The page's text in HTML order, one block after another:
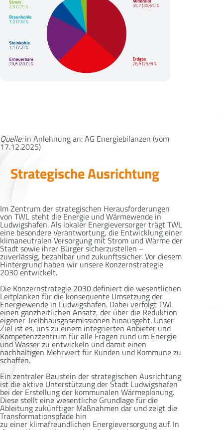
Quelle:in Anlehnung an: AG Energiebilanzen (vom
17.12.2025)
Strategische Ausrichtung
Im Zentrum der strategischen Herausforderungen
von TWL steht die Energie und Wärmewende in
Ludwigshafen. Als lokaler Energieversorger trägt TWL
eine besondere Verantwortung, die Entwicklung einer
klimaneutralen Versorgung mit Strom und Wärme der
Stadt sowie ihrer Bürger sicherzustellen –
zuverlässig, bezahlbar und zukunftssicher. Vor diesem
Hintergrund haben wir unsere Konzernstrategie
2030 entwickelt.
Die Konzernstrategie 2030 definiert die wesentlichen
Leitplanken für die konsequente Umsetzung der
Energiewende in Ludwigshafen. Dabei verfolgt TWL
einen ganzheitlichen Ansatz, der über die Reduktion
eigener Treibhausgasemissionen hinausgeht. Unser
Ziel ist es, uns zu einem integrierten Anbieter und
Kompetenzzentrum für alle Fragen rund um Energie
und Wasser zu entwickeln und damit einen
nachhaltigen Mehrwert für Kunden und Kommune zu
schaffen.
Ein zentraler Baustein der strategischen Ausrichtung
ist die aktive Unterstützung der Stadt Ludwigshafen
bei der Erstellung der kommunalen Wärmeplanung.
Diese stellt eine wesentliche Grundlage für die
Ableitung zukünftiger Maßnahmen dar und zeigt die
Transformationspfade hin
zu einer klimafreundlichen Energieversorgung auf. In